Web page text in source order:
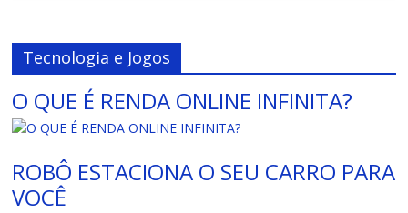
Tecnologia e Jogos
O QUE É RENDA ONLINE INFINITA?
ROBÔ ESTACIONA O SEU CARRO PARA
VOCÊ